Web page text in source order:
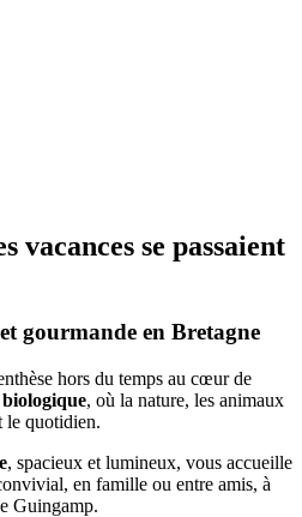
vacances se passaient
gourmande en Bretagne
hors du temps au cœur de
, où la nature, les animaux
le quotidien.
, spacieux et lumineux, vous accueille
en famille ou entre amis, à
Guingamp.